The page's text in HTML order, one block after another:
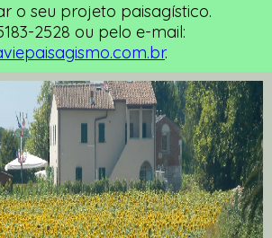
o seu projeto paisagístico.
2528 ou pelo e-mail:
.